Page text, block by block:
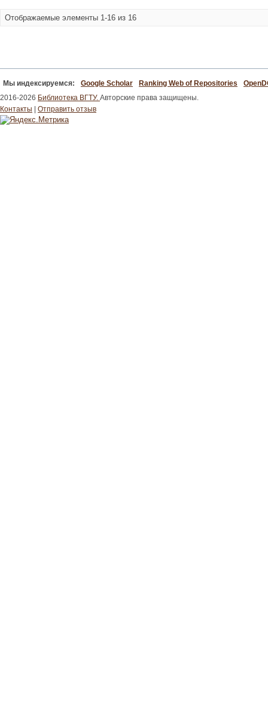
Отображаемые элементы 1-16 из 16
Мы индексируемся: Google Scholar Ranking Web of Repositories
2016-2026 Библиотека ВГТУ. Авторские права защищены.
Контакты
Отправить отзыв